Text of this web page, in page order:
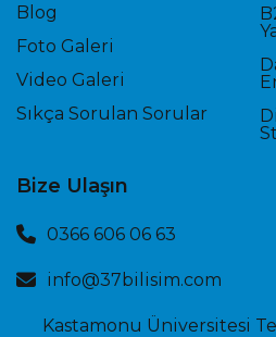
Blog
Foto Galeri
Video Galeri
Sıkça Sorulan Sorular
Bize Ulaşın
0366 606 06 63
info@37bilisim.com
Kastamonu Üniversitesi